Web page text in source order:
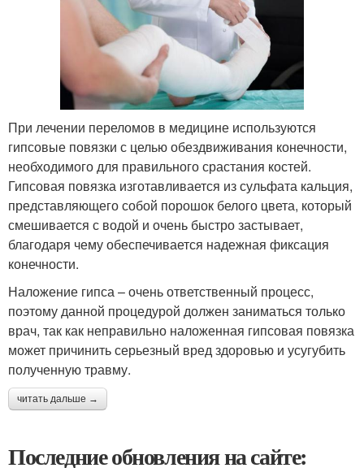
При лечении переломов в медицине используются
гипсовые повязки с целью обездвиживания конечности,
необходимого для правильного срастания костей.
Гипсовая повязка изготавливается из сульфата кальция,
представляющего собой порошок белого цвета, который
смешивается с водой и очень быстро застывает,
благодаря чему обеспечивается надежная фиксация
конечности.
Наложение гипса – очень ответственный процесс,
поэтому данной процедурой должен заниматься только
врач, так как неправильно наложенная гипсовая повязка
может причинить серьезный вред здоровью и усугубить
полученную травму.
читать дальше →
Последние обновления на сайте: